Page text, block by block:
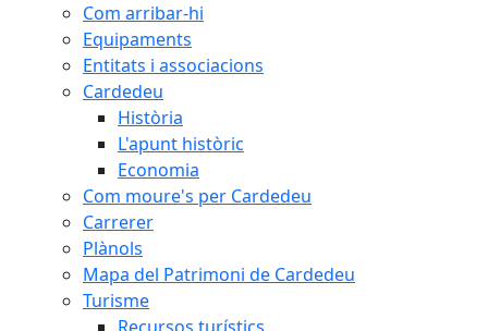
Com arribar-hi
Equipaments
Entitats i associacions
Cardedeu
Història
L'apunt històric
Economia
Com moure's per Cardedeu
Carrerer
Plànols
Mapa del Patrimoni de Cardedeu
Turisme